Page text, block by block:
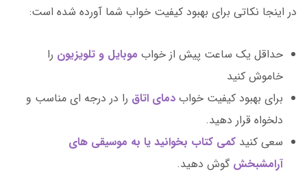
در اینجا نکاتی برای بهبود کیفیت خواب شما آورده شده است:
حداقل یک ساعت پیش از خواب موبایل و تلویزیون را
خاموش کنید
برای بهبود کیفیت خواب دمای اتاق را در درجه ای مناسب و
دلخواه قرار دهید.
سعی کنید کمی کتاب بخوانید یا به موسیقی های
آرامشبخش گوش دهید.